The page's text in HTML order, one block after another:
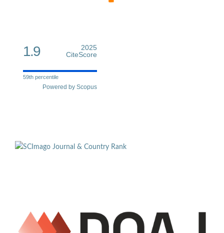
1.9
2025
CiteScore
59th percentile
Powered by Scopus